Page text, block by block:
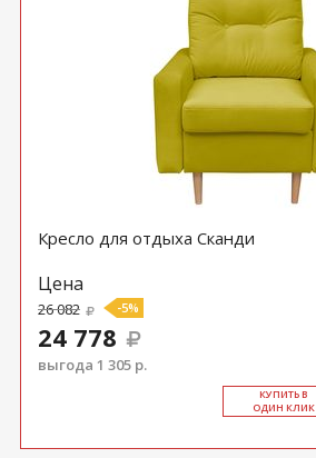
Кресло для отдыха Сканди
Цена
26 082 -5%
24 778
выгода 1 305 р.
КУ­ПИТЬ В
ОДИН КЛИК